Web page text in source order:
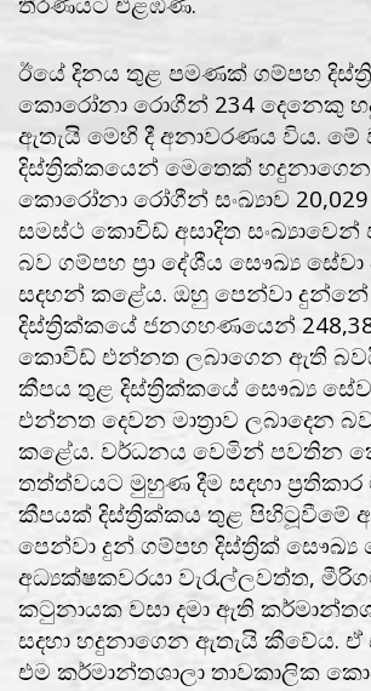
ඊයේ දිනය තුළ පමණක් ගම්පහ
කොරෝනා රොගීන් 234 දෙනෙකු
ඇතැයි මෙහි දී අනාවරණය විය.
දිස්ත්‍රික්කයෙන් මෙතෙක්
කොරෝනා රෝගීන් සංඛ්‍යාව
සමස්ථ කොවිඩ් අසාදිත
බව ගම්පහ ප්‍රා දේශීය සෞඛ්‍ය
සදහන් කළේය. ඔහු පෙන්වා
දිස්ත්‍රික්කයේ ජනගහණයෙන්
කොවිඩ් එන්නත ලබාගෙන ඇති
කීපය තුළ දිස්ත්‍රික්කයේ සෞඛ්‍ය
එන්නත දෙවන මාත්‍රාව ලබාදෙන
කළේය. වර්ධනය වෙමින් පවතින
තත්ත්වයට මුහුණ දීම සදහා ප්‍රතිකාර
කීපයක් දිස්ත්‍රික්කය තුළ පිහිටූවීමේ
පෙන්වා දුන් ගම්පහ දිස්ත්‍රික් සෞඛ්‍ය
අධ්‍යක්ෂකවරයා වැරැල්ලවත්ත,
කටුනායක වසා දමා ඇති
සදහා හදුනාගෙන ඇතැයි කීවේය. ඒ
එම කර්මාන්තශාලා තාවකාලික